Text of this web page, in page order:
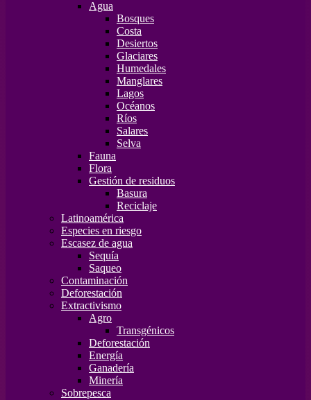
Agua
Bosques
Costa
Desiertos
Glaciares
Humedales
Manglares
Lagos
Océanos
Ríos
Salares
Selva
Fauna
Flora
Gestión de residuos
Basura
Reciclaje
Latinoamérica
Especies en riesgo
Escasez de agua
Sequía
Saqueo
Contaminación
Deforestación
Extractivismo
Agro
Transgénicos
Deforestación
Energía
Ganadería
Minería
Sobrepesca